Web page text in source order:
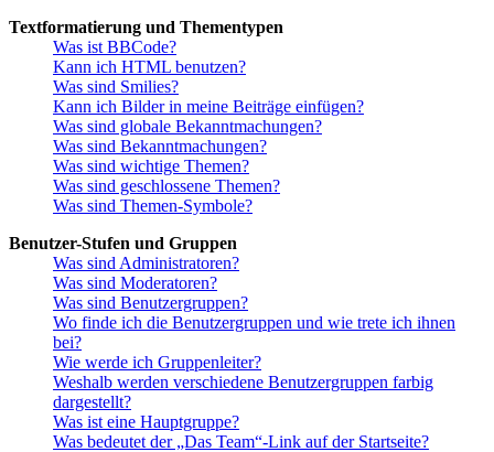
Textformatierung und Thementypen
Was ist BBCode?
Kann ich HTML benutzen?
Was sind Smilies?
Kann ich Bilder in meine Beiträge einfügen?
Was sind globale Bekanntmachungen?
Was sind Bekanntmachungen?
Was sind wichtige Themen?
Was sind geschlossene Themen?
Was sind Themen-Symbole?
Benutzer-Stufen und Gruppen
Was sind Administratoren?
Was sind Moderatoren?
Was sind Benutzergruppen?
Wo finde ich die Benutzergruppen und wie trete ich ihnen
bei?
Wie werde ich Gruppenleiter?
Weshalb werden verschiedene Benutzergruppen farbig
dargestellt?
Was ist eine Hauptgruppe?
Was bedeutet der „Das Team“-Link auf der Startseite?